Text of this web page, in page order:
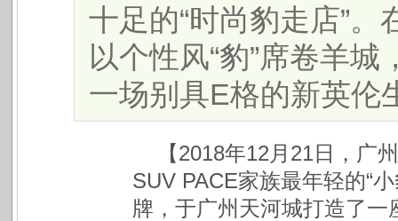
十足的“时尚豹走店”
以个性风“豹”席卷羊
一场别具E格的新英伦
【2018年12月21日，广
SUV PACE家族最年轻的“
牌，于广州天河城打造了一